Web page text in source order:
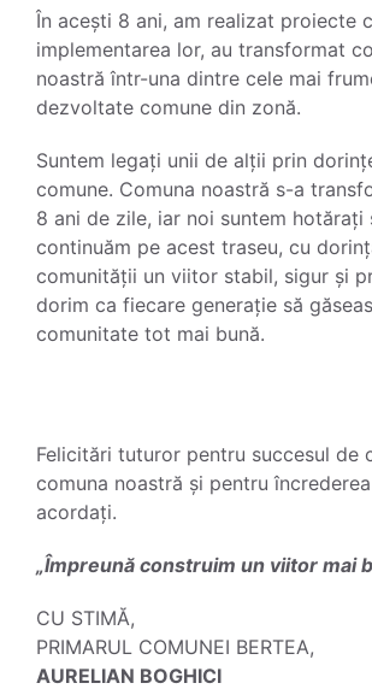
În acești 8 ani, am realizat proiecte
implementarea lor, au transformat
noastră într-una dintre cele mai
dezvoltate comune din zonă.
Suntem legați unii de alții prin
comune. Comuna noastră s-a
8 ani de zile, iar noi suntem hotărați
continuăm pe acest traseu, cu
comunității un viitor stabil, sigur și
dorim ca fiecare generație să
comunitate tot mai bună.
Felicitări tuturor pentru succesul de
comuna noastră și pentru
acordați.
„Împreună construim un viitor mai
CU STIMĂ,
PRIMARUL COMUNEI BERTEA,
AURELIAN BOGHICI